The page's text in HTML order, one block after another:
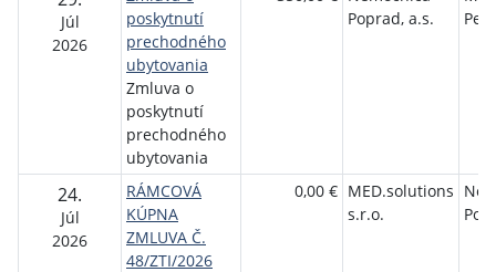
Júl
2026
poskytnutí
prechodného
ubytovania
Zmluva o
poskytnutí
prechodného
ubytovania
Poprad, a.s.
24.
Júl
2026
RÁMCOVÁ
KÚPNA
ZMLUVA Č.
48/ZTI/2026
0,00 € MED.solutions
s.r.o.